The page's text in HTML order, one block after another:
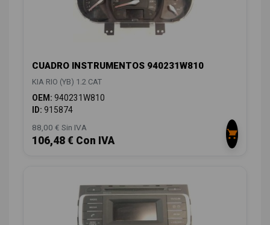
CUADRO INSTRUMENTOS 940231W810
KIA RIO (YB) 1.2 CAT
OEM: 940231W810
ID: 915874
88,00 € Sin IVA
106,48 € Con IVA